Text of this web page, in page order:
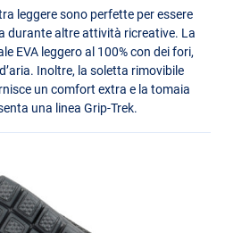
leggere sono perfette per essere
durante altre attività ricreative. La
EVA leggero al 100% con dei fori,
Inoltre, la soletta rimovibile
un comfort extra e la tomaia
una linea Grip-Trek.